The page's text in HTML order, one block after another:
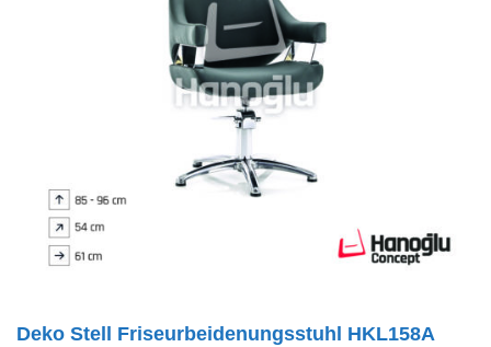
Deko Stell Friseurbeidenungsstuhl HKL158A